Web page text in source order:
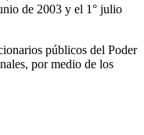
de 2003 y el 1° julio
públicos del Poder
por medio de los